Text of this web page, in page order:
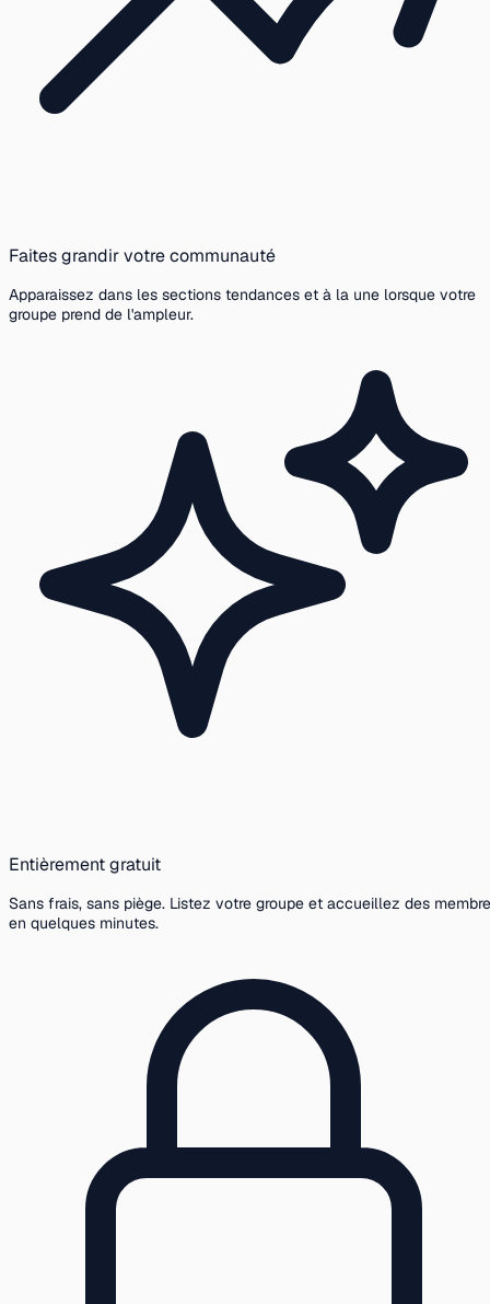
Faites grandir votre communauté
Apparaissez dans les sections tendances et à la une lorsque votre
groupe prend de l'ampleur.
Entièrement gratuit
Sans frais, sans piège. Listez votre groupe et accueillez des
en quelques minutes.